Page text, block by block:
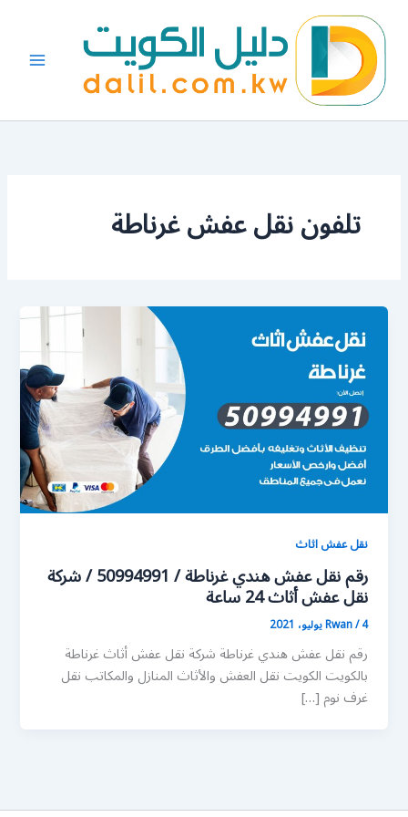
المحتوى
تلفون نقل عفش غرناطة
نقل عفش اثاث
رقم نقل عفش هندي غرناطة / 50994991 / شركة
نقل عفش أثاث 24 ساعة
Rwan/4 يوليو، 2021
رقم نقل عفش هندي غرناطة شركة نقل عفش أثاث غرناطة
بالكويت الكويت نقل العفش والأثاث المنازل والمكاتب نقل
غرف نوم […]